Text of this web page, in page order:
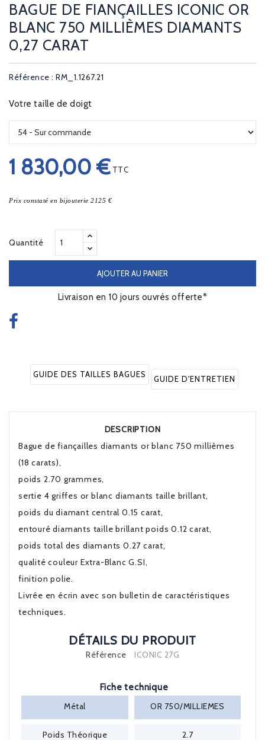
BAGUE DE FIANÇAILLES ICONIC OR
BLANC 750 MILLIÈMES DIAMANTS
0,27 CARAT
Référence : RM_1.1267.21
Votre taille de doigt
1 830,00 € TTC
Prix constaté en bijouterie 2125 €
Quantité
AJOUTER AU PANIER
Livraison en 10 jours ouvrés offerte*
GUIDE DES TAILLES BAGUES GUIDE D'ENTRETIEN
DESCRIPTION
Bague de fiançailles diamants or blanc 750 millièmes
(18 carats),
poids 2.70 grammes,
sertie 4 griffes or blanc diamants taille brillant,
poids du diamant central 0.15 carat,
entouré diamants taille brillant poids 0.12 carat,
poids total des diamants 0.27 carat,
qualité couleur Extra-Blanc G.SI,
finition polie.
Livrée en écrin avec son bulletin de caractéristiques
techniques.
DÉTAILS DU PRODUIT
Référence ICONIC 27G
Fiche technique
Métal
OR 750/MILLIEMES
Poids Théorique 2.7